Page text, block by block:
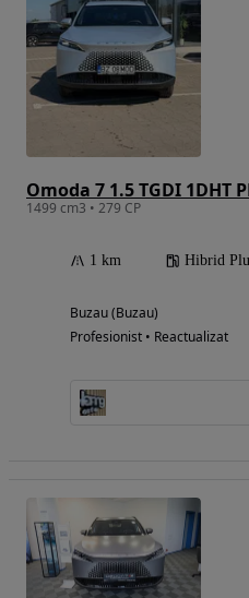
Omoda 7 1.5 TGDI 1DHT
1499 cm3 • 279 CP
1 km Hibrid
Buzau (Buzau)
Profesionist • Reactualizat